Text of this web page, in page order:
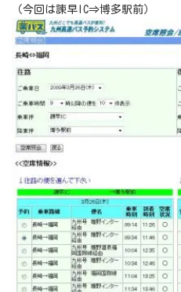
（今回は諫早IC⇒博多駅前）